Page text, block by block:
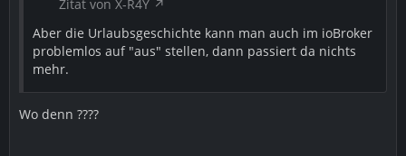
Zitat von X-R4Y
Aber die Urlaubsgeschichte kann man auch im ioBroker
problemlos auf "aus" stellen, dann passiert da nichts
mehr.
Wo denn ????